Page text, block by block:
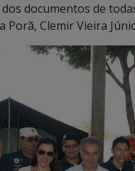
documentos de
Porã, Clemir Vieira